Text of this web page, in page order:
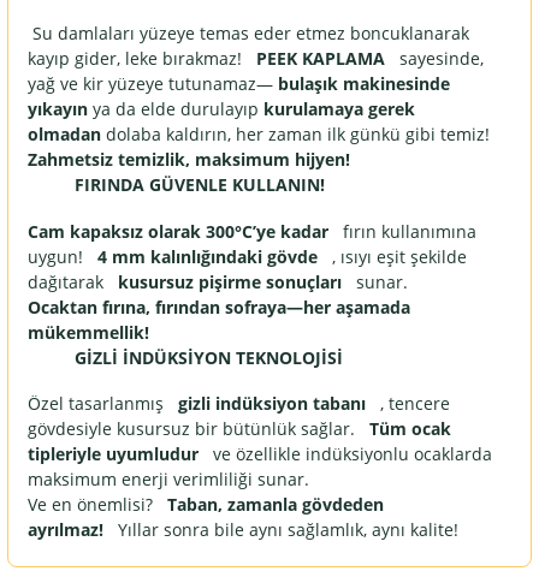
Su damlaları yüzeye temas eder etmez boncuklanarak
kayıp gider, leke bırakmaz! PEEK KAPLAMA sayesinde,
yağ ve kir yüzeye tutunamaz— bulaşık makinesinde
yıkayın ya da elde durulayıp kurulamaya gerek
olmadan dolaba kaldırın, her zaman ilk günkü gibi temiz!
Zahmetsiz temizlik, maksimum hijyen!
FIRINDA GÜVENLE KULLANIN!
Cam kapaksız olarak 300°C’ye kadar fırın kullanımına
uygun! 4 mm kalınlığındaki gövde , ısıyı eşit şekilde
dağıtarak kusursuz pişirme sonuçları sunar.
Ocaktan fırına, fırından sofraya—her aşamada
mükemmellik!
GİZLİ İNDÜKSİYON TEKNOLOJİSİ
Özel tasarlanmış gizli indüksiyon tabanı , tencere
gövdesiyle kusursuz bir bütünlük sağlar. Tüm ocak
tipleriyle uyumludur ve özellikle indüksiyonlu ocaklarda
maksimum enerji verimliliği sunar.
Ve en önemlisi? Taban, zamanla gövdeden
ayrılmaz! Yıllar sonra bile aynı sağlamlık, aynı kalite!